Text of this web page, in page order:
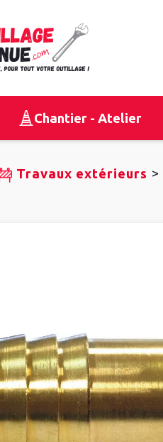
Chantier - Atelier
Travaux extérieurs >